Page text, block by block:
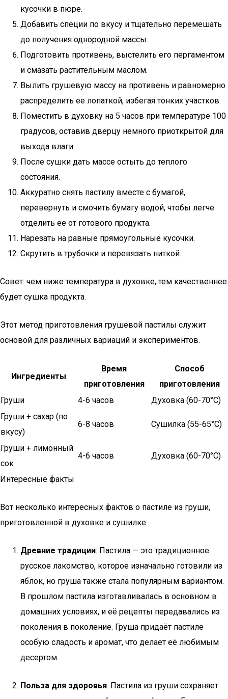
кусочки в пюре.
Добавить специи по вкусу и тщательно перемешать
до получения однородной массы.
Подготовить противень, выстелить его пергаментом
и смазать растительным маслом.
Вылить грушевую массу на противень и равномерно
распределить ее лопаткой, избегая тонких участков.
Поместить в духовку на 5 часов при температуре 100
градусов, оставив дверцу немного приоткрытой для
выхода влаги.
После сушки дать массе остыть до теплого
состояния.
Аккуратно снять пастилу вместе с бумагой,
перевернуть и смочить бумагу водой, чтобы легче
отделить ее от готового продукта.
Нарезать на равные прямоугольные кусочки.
Скрутить в трубочки и перевязать ниткой.
Совет: чем ниже температура в духовке, тем качественнее
будет сушка продукта.
Этот метод приготовления грушевой пастилы служит
основой для различных вариаций и экспериментов.
Ингредиенты
Время
приготовления
Способ
приготовления
Груши
4-6 часов
Духовка (60-70°C)
Груши + сахар (по
вкусу)
6-8 часов Сушилка (55-65°C)
Груши + лимонный
сок
4-6 часов Духовка (60-70°C)
Интересные факты
Вот несколько интересных фактов о пастиле из груши,
приготовленной в духовке и сушилке:
Древние традиции: Пастила — это традиционное
русское лакомство, которое изначально готовили из
яблок, но груша также стала популярным вариантом.
В прошлом пастила изготавливалась в основном в
домашних условиях, и её рецепты передавались из
поколения в поколение. Груша придаёт пастиле
особую сладость и аромат, что делает её любимым
десертом.
Польза для здоровья: Пастила из груши сохраняет